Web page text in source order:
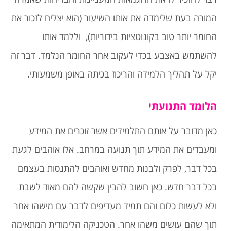
המורה בעת שלימדה את אותו השיעור (הוא יצליח לזכור את
החומר יותר טוב בקונוטציות בידוריות), וללמד אותו
להשתמש באצבע בכדי לעקוב אחר החומר הנלמד. דבר זה
יקל על תהליך הלמידה והריכוז בכיתה באופן משמעותי.
הלומד התנועתי
כאן מדובר על אותם התלמידים אשר זוכרים את המידע
ומעבדים את המידע תוך תנועה במרחב. אלו אוהבים לגעת
בכל דבר, לפרק ולבנות מחדש ואוהבים להתנסות בעצמם
בכל דבר חדש. כאן חשוב להבין שקשה להם מאוד לשבת
ולא לעשות כלום והם תמיד מעדיפים לדבר עם מישהו אחר
תוך שהם עושים משהו אחר. הטכניקה הלימודית המתאימה